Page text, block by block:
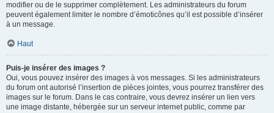
modifier ou de le supprimer complètement. Les administrateurs du forum
peuvent également limiter le nombre d’émoticônes qu’il est possible d’insérer
à un message.
Haut
Puis-je insérer des images ?
Oui, vous pouvez insérer des images à vos messages. Si les administrateurs
du forum ont autorisé l’insertion de pièces jointes, vous pourrez transférer des
images sur le forum. Dans le cas contraire, vous devrez insérer un lien vers
une image distante, hébergée sur un serveur internet public, comme par